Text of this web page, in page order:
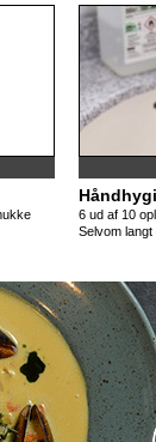
6 ud af 10
Selvom langt